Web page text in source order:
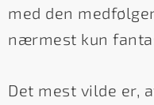
med den
nærmest kun
Det mest vilde er,